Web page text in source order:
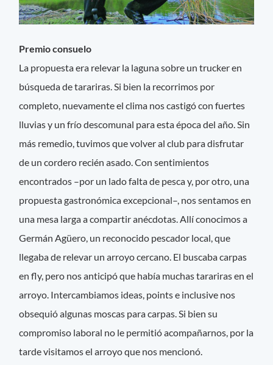
Premio consuelo
La propuesta era relevar la laguna sobre un trucker en
búsqueda de tarariras. Si bien la recorrimos por
completo, nuevamente el clima nos castigó con fuertes
lluvias y un frío descomunal para esta época del año. Sin
más remedio, tuvimos que volver al club para disfrutar
de un cordero recién asado. Con sentimientos
encontrados –por un lado falta de pesca y, por otro, una
propuesta gastronómica excepcional–, nos sentamos en
una mesa larga a compartir anécdotas. Allí conocimos a
Germán Agüero, un reconocido pescador local, que
llegaba de relevar un arroyo cercano. El buscaba carpas
en fly, pero nos anticipó que había muchas tarariras en el
arroyo. Intercambiamos ideas, points e inclusive nos
obsequió algunas moscas para carpas. Si bien su
compromiso laboral no le permitió acompañarnos, por la
tarde visitamos el arroyo que nos mencionó.